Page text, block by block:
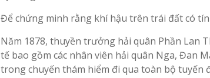
Để chứng minh rằng khí hậu trên trái đất có
Năm 1878, thuyền trưởng hải quân Phần Lan
tế bao gồm các nhân viên hải quân Nga, Đan
trong chuyến thám hiểm đi qua toàn bộ tuyến